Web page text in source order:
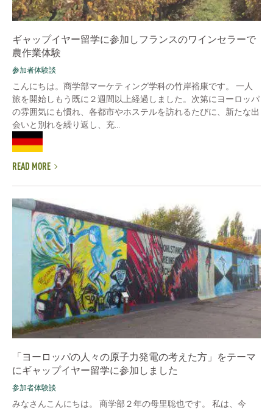
ギャップイヤー留学に参加しフランスのワインセラーで
農作業体験
参加者体験談
こんにちは。商学部マーケティング学科の竹岸裕康です。 一人
旅を開始しもう既に２週間以上経過しました。次第にヨーロッパ
の雰囲気にも慣れ、各都市やホステルを訪れるたびに、新たな出
会いと別れを繰り返し、充...
READ MORE
「ヨーロッパの人々の原子力発電の考えた方」をテーマ
にギャップイヤー留学に参加しました
参加者体験談
みなさんこんにちは。 商学部２年の母里聡也です。 私は、今